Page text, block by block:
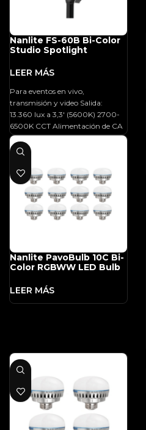
Nanlite FS-60B Bi-Color
Studio Spotlight
Para eventos en vivo,
transmisión y video Salida:
13.360 lux a 3,3′ (5600K) 2700-
6500K CCT Alimentación de CA
96 CRI
Nanlite PavoBulb 10C Bi-
Color RGBWW LED Bulb